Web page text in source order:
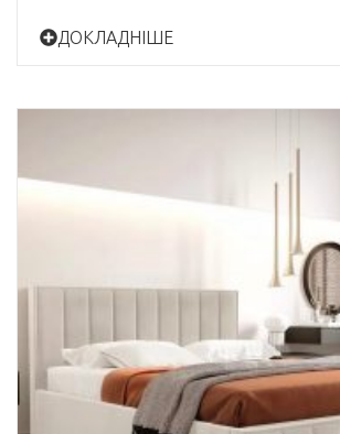
ДОКЛАДНІШЕ